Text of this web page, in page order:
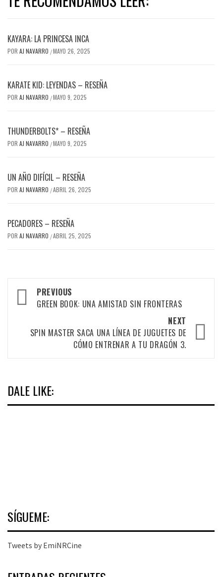
KAYARA: LA PRINCESA INCA
POR AJ NAVARRO /MAYO 26, 2025
KARATE KID: LEYENDAS – RESEÑA
POR AJ NAVARRO /MAYO 9, 2025
THUNDERBOLTS* – RESEÑA
POR AJ NAVARRO /MAYO 9, 2025
UN AÑO DIFÍCIL – RESEÑA
POR AJ NAVARRO /ABRIL 26, 2025
PECADORES – RESEÑA
POR AJ NAVARRO /ABRIL 25, 2025
Post
navigation
PREVIOUS
GREEN BOOK: UNA AMISTAD SIN FRONTERAS
NEXT
SPIN MASTER SACA UNA LÍNEA DE JUGUETES DE
CÓMO ENTRENAR A TU DRAGÓN 3.
DALE LIKE:
SÍGUEME:
Tweets by EmiNRCine